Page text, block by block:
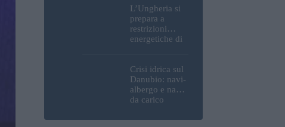
mento idrico?
Un esperto
mette in luce
un fatto
L’Ungheria si
prepara a
restrizioni
energetiche di
nucleare di
Paks potrebbe
chiudere
questo fine
Crisi idrica sul
Danubio: navi-
albergo e navi
da carico
Ungheria